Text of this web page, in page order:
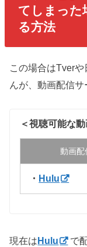
てしまった
る方法
この場合はTver
んが、動画配信サ
＜視聴可能な
動画配
・ Hulu
現在は Hulu で